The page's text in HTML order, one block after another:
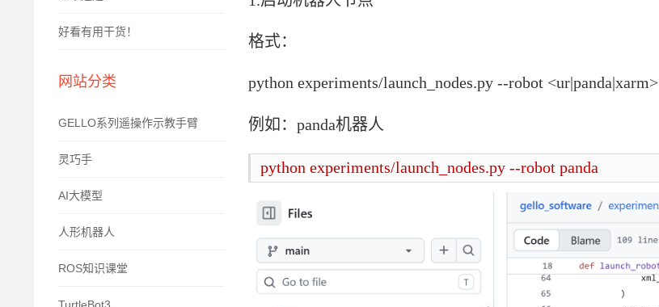
好看有用干货！
网站分类
GELLO系列遥操作示教手臂
灵巧手
AI大模型
人形机器人
ROS知识课堂
格式：
python experiments/launch_nodes.py --robot <ur|panda|xarm>
例如： panda机器人
python experiments/launch_nodes.py --robot panda